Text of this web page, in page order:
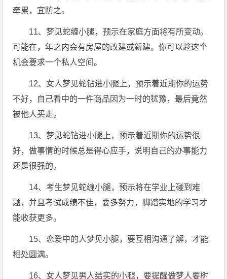
牵累，宜防之。
11、梦见蛇缠小腿，预示在家庭方面将有所变动。
可能在，年之内会有房屋的改建或新建。你可以趁这个
机会要求一个私人空间。
12、女人梦见蛇钻进小腿上，预示着近期你的运势
不好，自己看中的一件商品因为一时的犹豫，最后竟然
被他人买走。
13、梦见蛇钻进小腿上，预示着近期你的运势很
好，做事情的时候总是得心应手，说明自己的办事能力
还是很强的。
14、考生梦见蛇缠小腿，预示将在学业上碰到难
题，并且考试成绩不佳，要多努力，脚踏实地的学习才
能收获更多。
15、恋爱中的人梦见小腿，要互相沟通了解，才能
相处圆满。
16、女人梦见男人结实的小腿，要提醒做梦人要树